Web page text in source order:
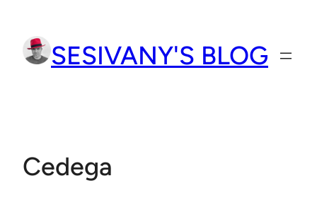
obsah
SESIVANY'S BLOG
Cedega